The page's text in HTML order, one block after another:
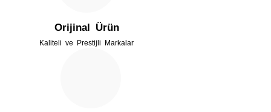
Orijinal Ürün
Kaliteli ve Prestijli Markalar